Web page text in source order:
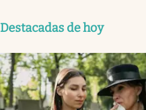
Destacadas de hoy